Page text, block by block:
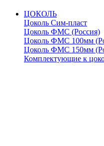
ЦОКОЛЬ
Цоколь Сим-пласт
Цоколь ФМС (Россия)
Цоколь ФМС 100мм
Цоколь ФМС 150мм
Комплектующие к